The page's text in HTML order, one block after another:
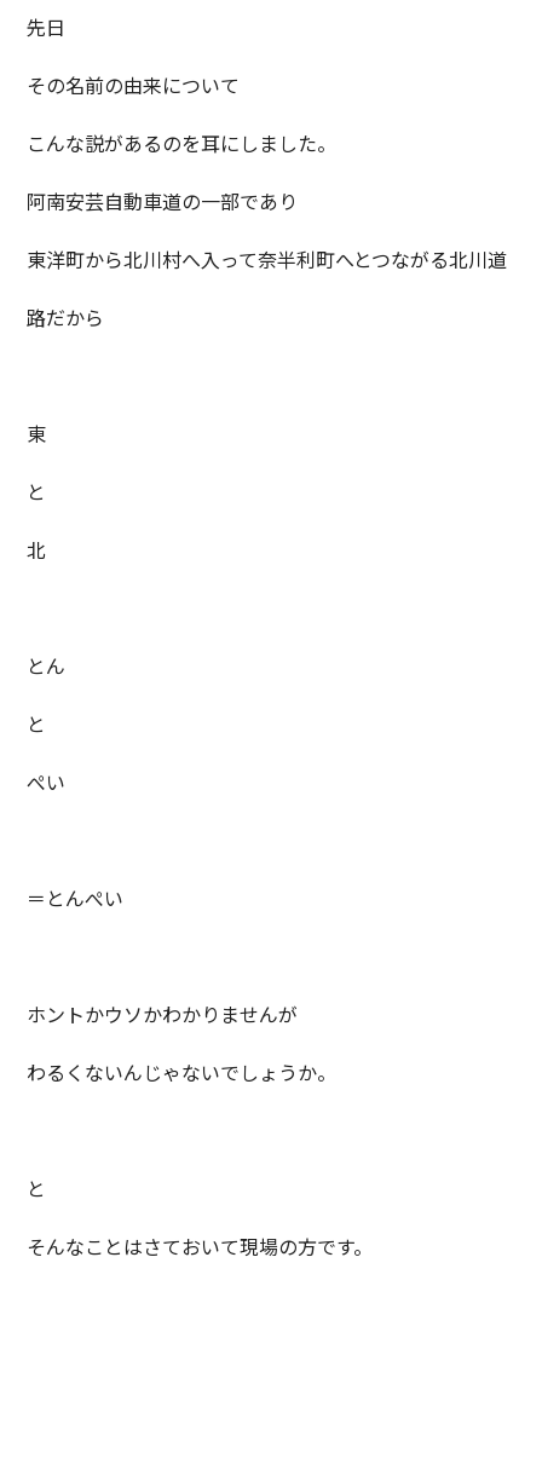
先日
その名前の由来について
こんな説があるのを耳にしました。
阿南安芸自動車道の一部であり
東洋町から北川村へ入って奈半利町へとつながる北川道
路だから
東
と
北
とん
と
ぺい
＝とんぺい
ホントかウソかわかりませんが
わるくないんじゃないでしょうか。
と
そんなことはさておいて現場の方です。